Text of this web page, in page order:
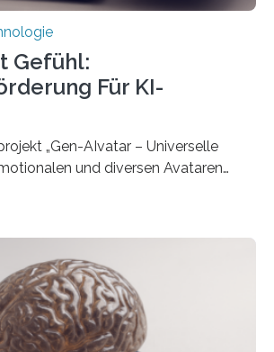
Gefühl:
Für KI-
„Gen-AIvatar – Universelle
und diversen Avataren
von rund 2 Millionen Euro. Dabei
und der TH Köln gemeinsam mit
eine neuartige, KI-gestützte
von Emotionen für realistische
entwickelt innovative und
um lebensechte Avatare zu